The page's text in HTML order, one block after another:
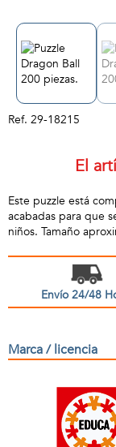
Ref. 29-18215
El
Este puzzle está
acabadas para que
niños. Tamaño
Envío 24/48
Marca / licencia